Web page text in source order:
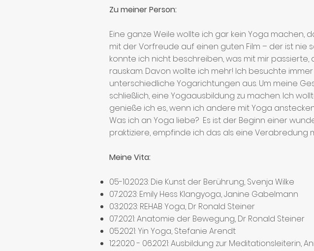
Zu meiner Person:
Eine ganze Weile wollte ich gar kein Yoga machen,
mit der Vorfreude auf einen guten Film – der ist nie
konnte ich nicht beschreiben, was mit mir
rauskam. Davon wollte ich mehr! Ich besuchte
unterschiedliche Yogarichtungen aus. Um meine
schließlich, eine Yogaausbildung zu machen. Ich
genieße ich es, wenn ich andere mit Yoga
Was ich an Yoga liebe? Es ist der Beginn einer
praktiziere, empfinde ich das als eine Verabredung
Meine Vita:
05-10.2023: Die Kunst der Berührung, Svenja Wilke
07.2023: Emily Hess Klangyoga, Janine Gabelmann
03.2023: REHAB Yoga, Dr Ronald Steiner
07.2021: Anatomie der Bewegung, Dr Ronald Steiner
05.2021: Yin Yoga, Stefanie Arendt
12.2020 - 06.2021: Ausbildung zur Meditationsleiterin,